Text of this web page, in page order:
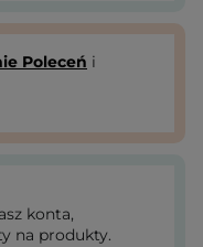
Poleceń i
konta,
na produkty.